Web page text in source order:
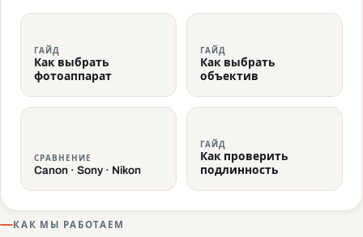
ГАЙД
Как выбрать
фотоаппарат
ГАЙД
Как выбрать
объектив
СРАВНЕНИЕ
Canon · Sony · Nikon
ГАЙД
Как проверить
подлинность
КАК МЫ РАБОТАЕМ